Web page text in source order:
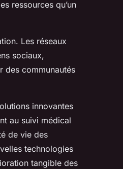
ressources qu’un
Les réseaux
sociaux,
des communautés
innovantes
au suivi médical
de vie des
technologies
tangible des